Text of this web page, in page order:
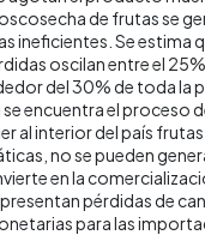
de frutas se
ineficientes. Se estima
oscilan entre el
del 30% de toda la
encuentra el proceso
al interior del país
no se pueden
en la
pérdidas de
para las